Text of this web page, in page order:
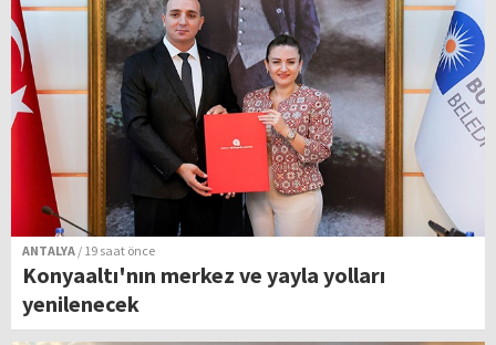
ANTALYA / 19 saat önce
Konyaaltı'nın merkez ve yayla yolları
yenilenecek